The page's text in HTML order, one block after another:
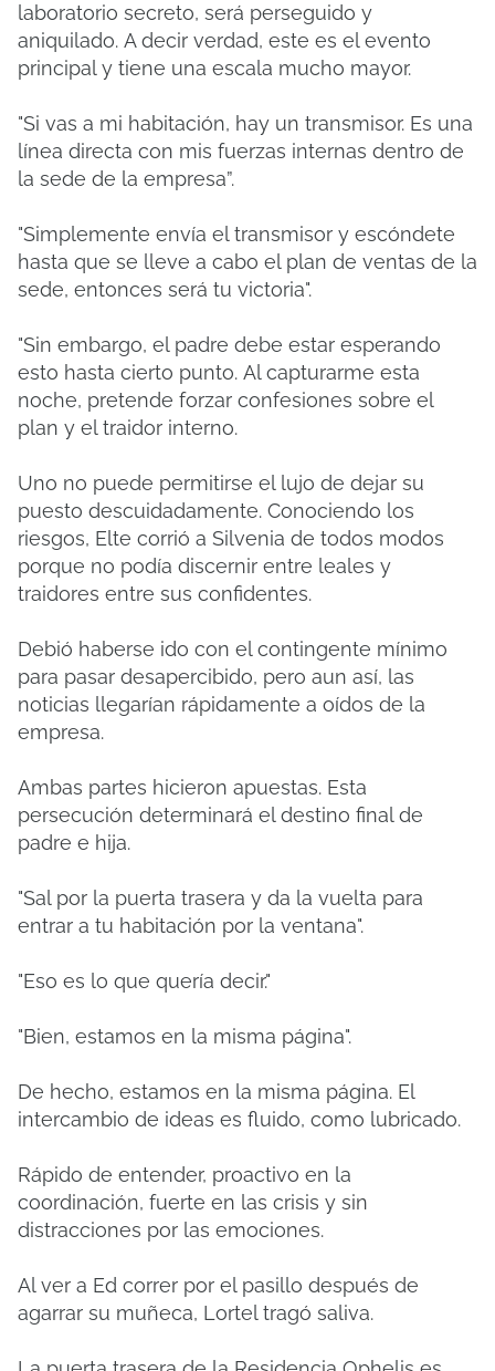
laboratorio secreto, será perseguido y
aniquilado. A decir verdad, este es el evento
principal y tiene una escala mucho mayor.
"Si vas a mi habitación, hay un transmisor. Es una
línea directa con mis fuerzas internas dentro de
la sede de la empresa”.
"Simplemente envía el transmisor y escóndete
hasta que se lleve a cabo el plan de ventas de la
sede, entonces será tu victoria".
"Sin embargo, el padre debe estar esperando
esto hasta cierto punto. Al capturarme esta
noche, pretende forzar confesiones sobre el
plan y el traidor interno.
Uno no puede permitirse el lujo de dejar su
puesto descuidadamente. Conociendo los
riesgos, Elte corrió a Silvenia de todos modos
porque no podía discernir entre leales y
traidores entre sus confidentes.
Debió haberse ido con el contingente mínimo
para pasar desapercibido, pero aun así, las
noticias llegarían rápidamente a oídos de la
empresa.
Ambas partes hicieron apuestas. Esta
persecución determinará el destino final de
padre e hija.
"Sal por la puerta trasera y da la vuelta para
entrar a tu habitación por la ventana".
"Eso es lo que quería decir."
"Bien, estamos en la misma página".
De hecho, estamos en la misma página. El
intercambio de ideas es fluido, como lubricado.
Rápido de entender, proactivo en la
coordinación, fuerte en las crisis y sin
distracciones por las emociones.
Al ver a Ed correr por el pasillo después de
agarrar su muñeca, Lortel tragó saliva.